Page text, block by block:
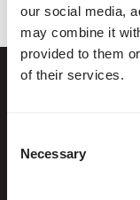
our social media,
may combine it
provided to them
of their services.
Selection
Necessary
dieser Websites